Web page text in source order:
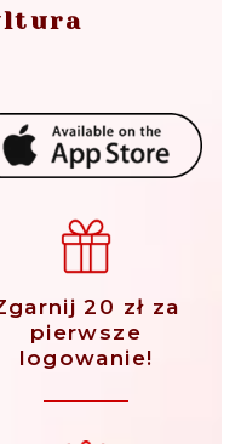
20 zł za
pierwsze
logowanie!